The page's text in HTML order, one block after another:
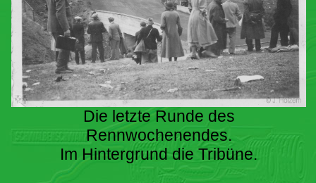
Die letzte Runde des
Rennwochenendes.
Im Hintergrund die Tribüne.